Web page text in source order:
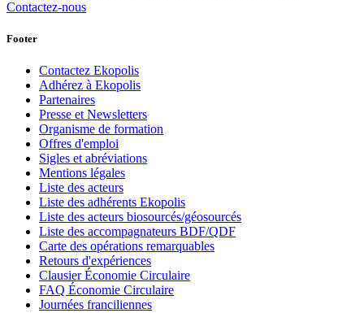
Contactez-nous
Footer
Contactez Ekopolis
Adhérez à Ekopolis
Partenaires
Presse et Newsletters
Organisme de formation
Offres d'emploi
Sigles et abréviations
Mentions légales
Liste des acteurs
Liste des adhérents Ekopolis
Liste des acteurs biosourcés/géosourcés
Liste des accompagnateurs BDF/QDF
Carte des opérations remarquables
Retours d'expériences
Clausier Économie Circulaire
FAQ Économie Circulaire
Journées franciliennes